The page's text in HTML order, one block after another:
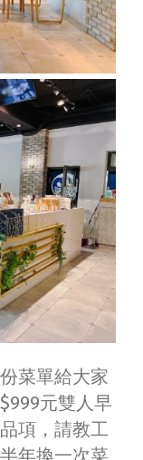
菜單給大家
元雙人早
項，請教工
年換一次菜